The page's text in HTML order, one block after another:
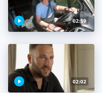
02:59
02:02